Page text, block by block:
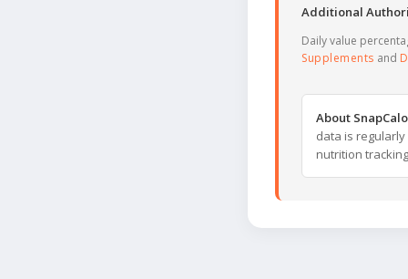
Additional
Daily value
Supplements and
About
data is
nutrition